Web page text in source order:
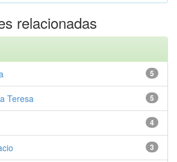
relacionadas
5
5
Teresa
4
3